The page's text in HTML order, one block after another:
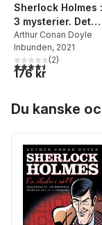
Sherlock Holmes :
3 mysterier. Det
spräckliga bandet
De rödhårigas
förening ; En
skandal i Böhmen
Arthur Conan Doyle
Inbunden, 2021
4,5utav 5 stjärnor.
(2)
176 kr
Du kanske